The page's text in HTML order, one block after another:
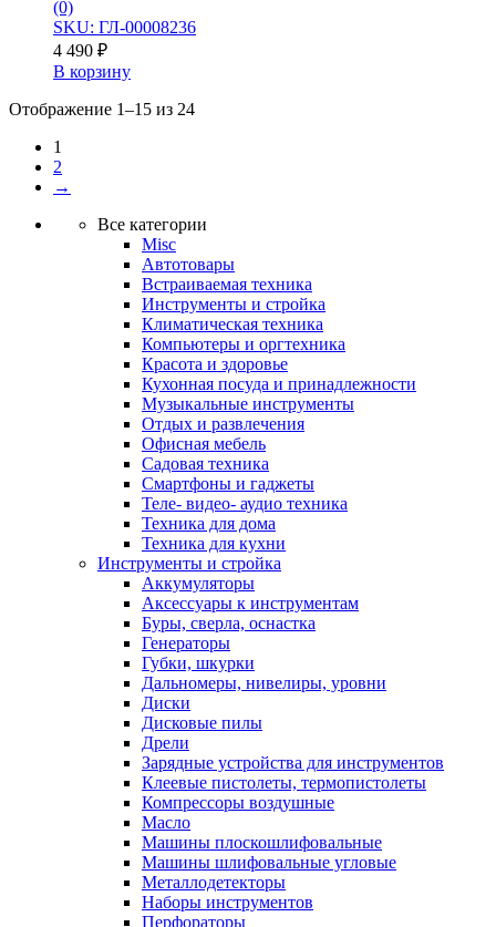
(0)
SKU: ГЛ-00008236
4 490 ₽
В корзину
Отображение 1–15 из 24
1
2
→
Все категории
Misc
Автотовары
Встраиваемая техника
Инструменты и стройка
Климатическая техника
Компьютеры и оргтехника
Красота и здоровье
Кухонная посуда и принадлежности
Музыкальные инструменты
Отдых и развлечения
Офисная мебель
Садовая техника
Смартфоны и гаджеты
Теле- видео- аудио техника
Техника для дома
Техника для кухни
Инструменты и стройка
Аккумуляторы
Аксессуары к инструментам
Буры, сверла, оснастка
Генераторы
Губки, шкурки
Дальномеры, нивелиры, уровни
Диски
Дисковые пилы
Дрели
Зарядные устройства для инструментов
Клеевые пистолеты, термопистолеты
Компрессоры воздушные
Масло
Машины плоскошлифовальные
Машины шлифовальные угловые
Металлодетекторы
Наборы инструментов
Перфораторы